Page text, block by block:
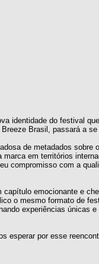
identidade do festival
Brasil, passará a
de metadados sobre
em territórios
compromisso com a
emocionante e
o mesmo formato de
experiências únicas
esperar por esse